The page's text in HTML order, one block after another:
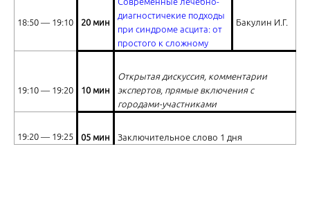
18:50 ― 19:10 20 мин
диагностичекие подходы
при синдроме асцита: от
простого к сложному
Бакулин И.Г.
19:10 ― 19:20 10 мин
Открытая дискуссия, комментарии
экспертов, прямые включения с
городами-участниками
19:20 ― 19:25 05 мин Заключительное слово 1 дня